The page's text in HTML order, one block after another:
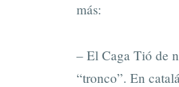
más:
– El Caga Tió de
“tronco”. En